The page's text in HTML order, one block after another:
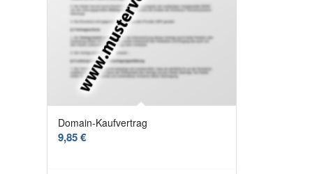
Domain-Kaufvertrag
9,85€